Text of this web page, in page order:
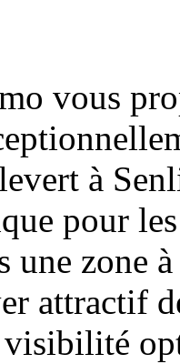
vous
à
pour
une zone
attractif